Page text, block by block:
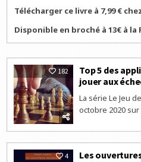
Télécharger ce livre à 7,99 €
Disponible en broché à 13€ à la
182
Top 5 des
jouer aux
La série Le Jeu
octobre 2020
4 Les